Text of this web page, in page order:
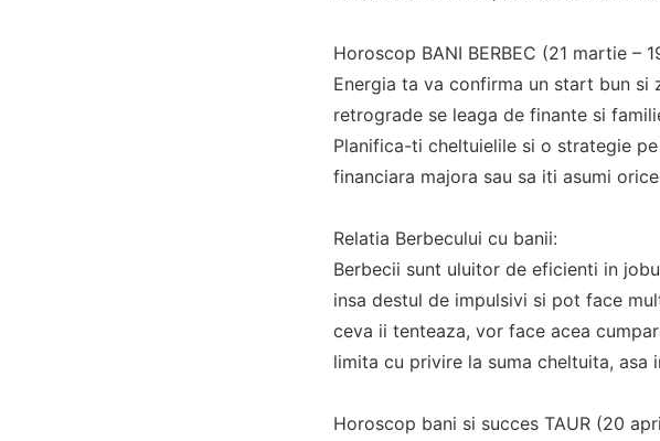
Horoscop BANI BERBEC (21 martie –
Energia ta va confirma un start bun si
retrograde se leaga de finante si
Planifica-ti cheltuielile si o strategie
financiara majora sau sa iti asumi
Relatia Berbecului cu banii:
Berbecii sunt uluitor de eficienti in
insa destul de impulsivi si pot face
ceva ii tenteaza, vor face acea
limita cu privire la suma cheltuita, asa
Horoscop bani si succes TAUR (20